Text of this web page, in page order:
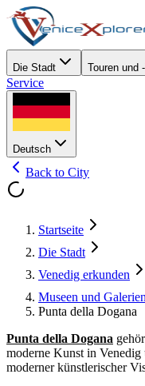
Die Stadt Touren und
Service
Deutsch
Back to City
Startseite
Die Stadt
Venedig erkunden
Museen und
Punta della Dogana
Punta della Dogana
moderne Kunst in
moderner künstlerischer